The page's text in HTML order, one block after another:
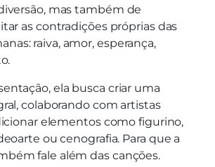
mas também de
as contradições próprias das
raiva, amor, esperança,
ela busca criar uma
colaborando com artistas
elementos como figurino,
ou cenografia. Para que a
fale além das canções.